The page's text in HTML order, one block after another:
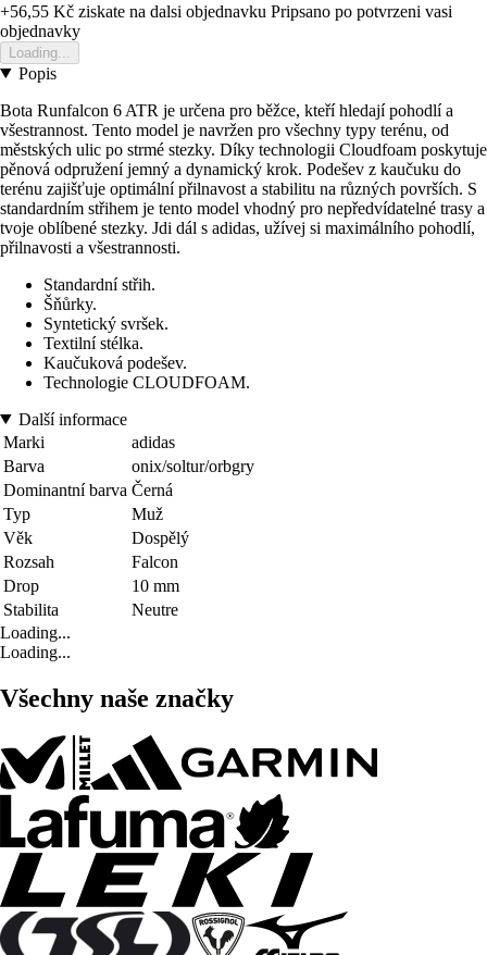
+56,55 Kč ziskate na dalsi objednavku Pripsano po potvrzeni vasi
objednavky
Loading...
Popis
Bota Runfalcon 6 ATR je určena pro běžce, kteří hledají pohodlí a
všestrannost. Tento model je navržen pro všechny typy terénu, od
městských ulic po strmé stezky. Díky technologii Cloudfoam poskytuje
pěnová odpružení jemný a dynamický krok. Podešev z kaučuku do
terénu zajišťuje optimální přilnavost a stabilitu na různých površích. S
standardním střihem je tento model vhodný pro nepředvídatelné trasy a
tvoje oblíbené stezky. Jdi dál s adidas, užívej si maximálního pohodlí,
přilnavosti a všestrannosti.
Standardní střih.
Šňůrky.
Syntetický svršek.
Textilní stélka.
Kaučuková podešev.
Technologie CLOUDFOAM.
Další informace
Marki
adidas
Barva
onix/soltur/orbgry
Dominantní barva Černá
Typ
Muž
Věk
Dospělý
Rozsah
Falcon
Drop
10 mm
Stabilita
Neutre
Loading...
Loading...
Všechny naše značky